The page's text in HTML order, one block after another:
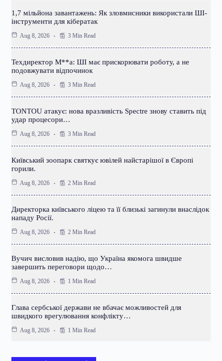
1,7 мільйона завантажень: Як зловмисники використали ШІ-
інструменти для кібератак
Aug 8, 2026 3 Min Read
Техдиректор M**a: ШІ має прискорювати роботу, а не
подовжувати відпочинок
Aug 8, 2026 3 Min Read
TONTOU атакує: нова вразливість Spectre знову ставить під
удар процесори…
Aug 8, 2026 3 Min Read
Київський зоопарк святкує ювілей найстарішої в Європі
горили.
Aug 8, 2026 2 Min Read
Директорка київського ліцею та її близькі загинули внаслідок
нападу Росії.
Aug 8, 2026 2 Min Read
Вучич висловив надію, що Україна якомога швидше
завершить переговори щодо…
Aug 8, 2026 1 Min Read
Глава сербської держави не вбачає можливостей для
швидкого врегулювання конфлікту…
Aug 8, 2026 1 Min Read